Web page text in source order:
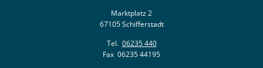
Marktplatz 2
67105 Schifferstadt
Tel. 06235 440
Fax 06235 44195